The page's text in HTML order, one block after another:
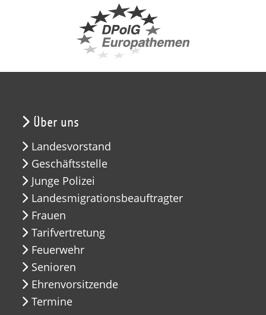
Über uns
Landesvorstand
Geschäftsstelle
Junge Polizei
Landesmigrationsbeauftragter
Frauen
Tarifvertretung
Feuerwehr
Senioren
Ehrenvorsitzende
Termine